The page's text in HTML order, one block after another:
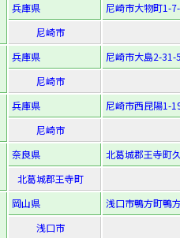
兵庫県
尼崎市大物町1-
尼崎市
兵庫県
尼崎市大島2-31-
尼崎市
兵庫県
尼崎市西昆陽1-
尼崎市
奈良県
北葛城郡王寺町
北葛城郡王寺町
岡山県
浅口市鴨方町鴨
浅口市